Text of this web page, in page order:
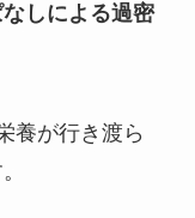
しによる過密
養が行き渡ら